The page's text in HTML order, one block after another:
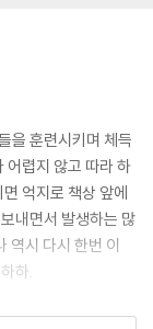
로운 지식으로 자리
체에 도움이 되는
지 지식 - 배경지식
, 그 기능은 대표적
관심을 집중하는 초
울일 수 있는 선택
서 커가길 바란다.
만 베스트셀러 『엄
단한 육아 멘토로 자
못하고 즐겁게 공
가는 걸 보면서 『4~
하고 집필하게 되
음 아픈 아이들을
을 훈련시키며 체득
어렵지 않고 따라 하
억지로 책상 앞에
내면서 발생하는 많
역시 다시 한번 이
하.